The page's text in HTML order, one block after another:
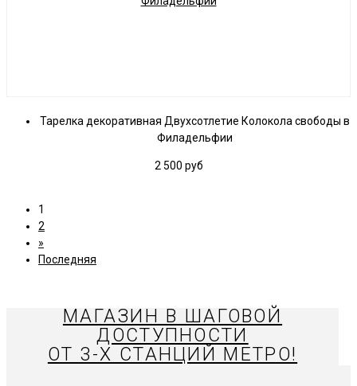
Тарелка декоративная Двухсотлетие Колокола свободы в
Филадельфии
2 500 руб
1
2
»
Последняя
МАГАЗИН В ШАГОВОЙ
ДОСТУПНОСТИ
ОТ 3-Х СТАНЦИЙ МЕТРО!